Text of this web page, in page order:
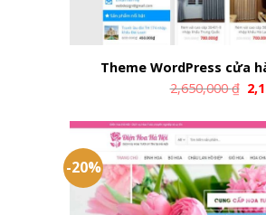
Theme WordPress cửa
2,650,000₫
-20%